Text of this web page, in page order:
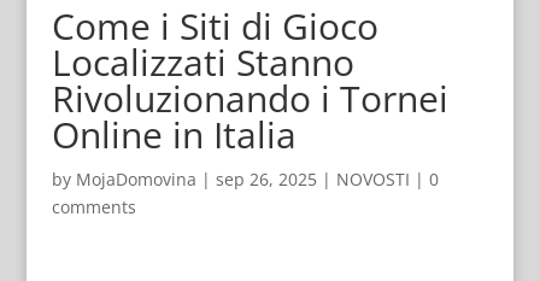
Come i Siti di Gioco
Localizzati Stanno
Rivoluzionando i Tornei
Online in Italia
by MojaDomovina | sep 26, 2025| NOVOSTI | 0
comments